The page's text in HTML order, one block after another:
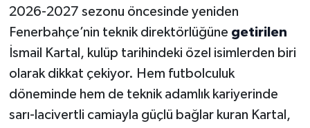
2026-2027 sezonu öncesinde yeniden
Fenerbahçe’nin teknik direktörlüğüne getirilen
İsmail Kartal, kulüp tarihindeki özel isimlerden biri
olarak dikkat çekiyor. Hem futbolculuk
döneminde hem de teknik adamlık kariyerinde
sarı-lacivertli camiayla güçlü bağlar kuran Kartal,